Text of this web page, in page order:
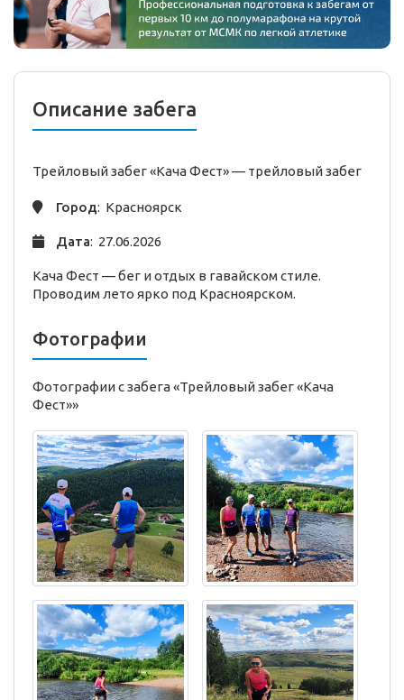
Описание забега
Трейловый забег «Кача Фест» — трейловыйзабег
Город: Красноярск
Дата: 27.06.2026
Кача Фест — бег и отдых в гавайском стиле.
Проводим лето ярко под Красноярском.
Фотографии
Фотографии с забега «Трейловый забег «Кача
Фест»»